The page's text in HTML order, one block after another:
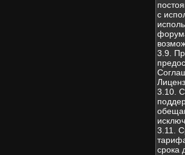
с
3.9.
3.10.
3.11.
срока